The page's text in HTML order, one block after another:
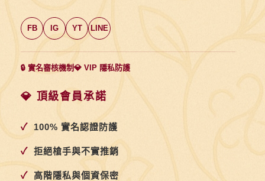
FB IG YT LINE
🔒 實名審核機制💎 VIP 隱私防護
💎 頂級會員承諾
✓ 100% 實名認證防護
✓ 拒絕槍手與不實推銷
✓ 高階隱私與個資保密